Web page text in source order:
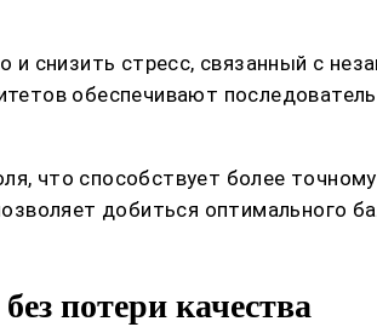
и снизить стресс, связанный с
обеспечивают
что способствует более
добиться оптимального
потери качества